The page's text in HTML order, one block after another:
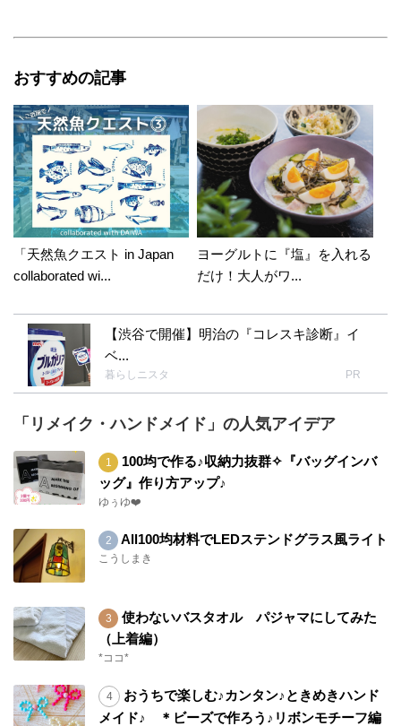
おすすめの記事
「天然魚クエスト in Japan
collaborated wi...
ヨーグルトに『塩』を入れる
だけ！大人がワ...
【渋谷で開催】明治の『コレスキ診断』イ
ベ...
暮らしニスタ PR
「リメイク・ハンドメイド」の人気アイデア
100均で作る♪収納力抜群✧『バッグインバ
ッグ』作り方アップ♪
ゆぅゆ❤️
All100均材料でLEDステンドグラス風ライト
こうしまき
使わないバスタオル パジャマにしてみた
（上着編）
*ココ*
おうちで楽しむ♪カンタン♪ときめきハンド
メイド♪ ＊ビーズで作ろう♪リボンモチーフ編